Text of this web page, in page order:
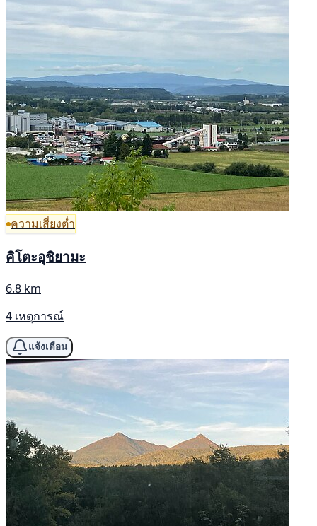
ความเสี่ยงต่ำ
คิโตะอุชิยามะ
6.8 km
4 เหตุการณ์
แจ้งเตือน